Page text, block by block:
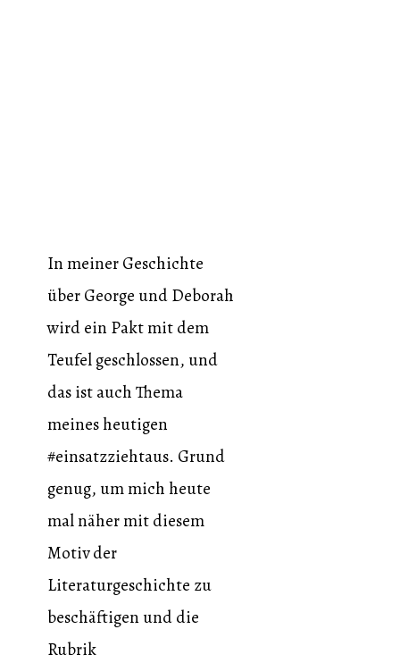
In meiner Geschichte
über George und Deborah
wird ein Pakt mit dem
Teufel geschlossen, und
das ist auch Thema
meines heutigen
#einsatzziehtaus. Grund
genug, um mich heute
mal näher mit diesem
Motiv der
Literaturgeschichte zu
beschäftigen und die
Rubrik